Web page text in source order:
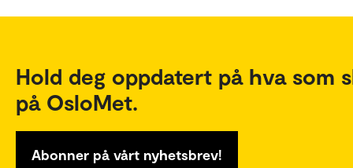
Hold deg oppdatert på hva som
på OsloMet.
Abonner på vårt nyhetsbrev!